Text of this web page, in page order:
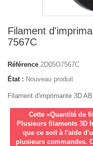
Filament
7567C
Référence 2D05O7567C
État : Nouveau produit
Filament d'imprimante 3D
Cette «Quantité de
Plusieurs filaments 3D
que ce soit à l'aide
plusieurs commandes.